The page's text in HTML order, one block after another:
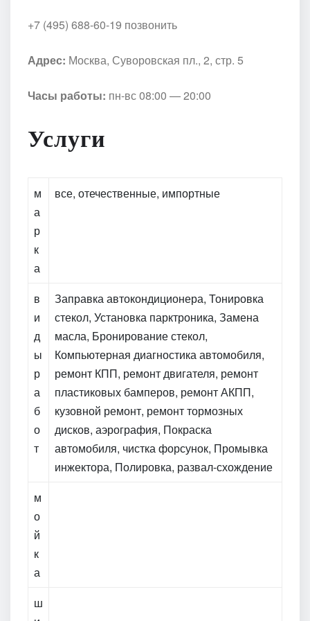
+7 (495) 688-60-19 позвонить
Адрес: Москва, Суворовская пл., 2, стр. 5
Часы работы: пн-вс 08:00 — 20:00
Услуги
м
а
р
к
а
все, отечественные, импортные
в
и
д
ы
р
а
б
о
т
Заправка автокондиционера, Тонировка
стекол, Установка парктроника, Замена
масла, Бронирование стекол,
Компьютерная диагностика автомобиля,
ремонт КПП, ремонт двигателя, ремонт
пластиковых бамперов, ремонт АКПП,
кузовной ремонт, ремонт тормозных
дисков, аэрография, Покраска
автомобиля, чистка форсунок, Промывка
инжектора, Полировка, развал-схождение
м
о
й
к
а
ш